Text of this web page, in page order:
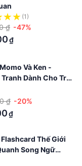
(1)
₫ -47%
₫
Và Ken -
Dành Cho Trẻ
₫ -20%
₫
Flashcard Thế Giới
Song Ngữ